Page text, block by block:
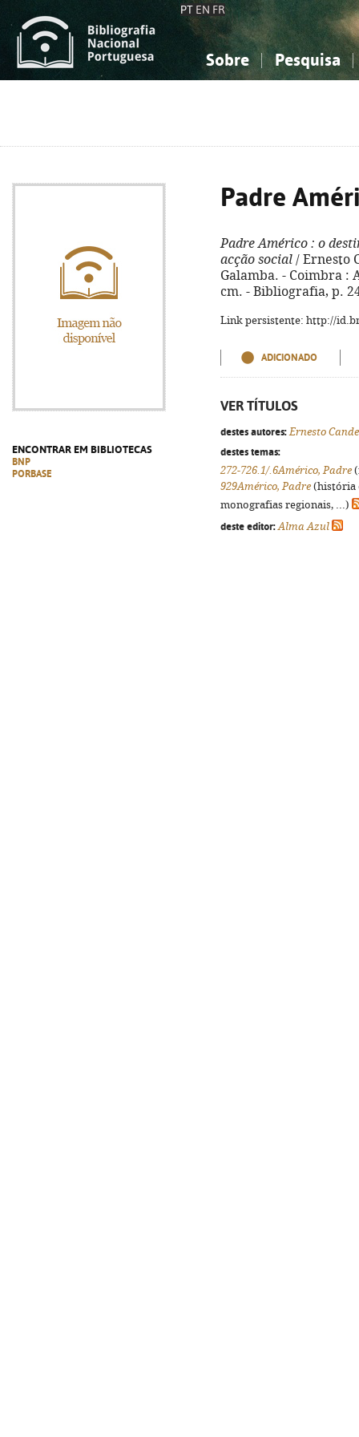
PT EN FR
Sobre Pesquisa
ENCONTRAR EM BIBLIOTECAS
BNP
PORBASE
Padre
Padre Américo : o
acção social / Ernesto
Galamba. - Coimbra :
cm. - Bibliografia, p.
Link persistente: http://
ADICIONADO
VER TÍTULOS
destes autores: Ernesto
destes temas:
272-726.1/.6Américo, Padre
929Américo, Padre (história
monografias regionais, ...)
deste editor: Alma Azul